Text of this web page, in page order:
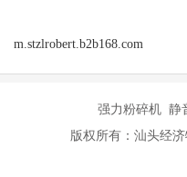
m.stzlrobert.b2b168.com
强力粉碎机 静
版权所有：汕头经